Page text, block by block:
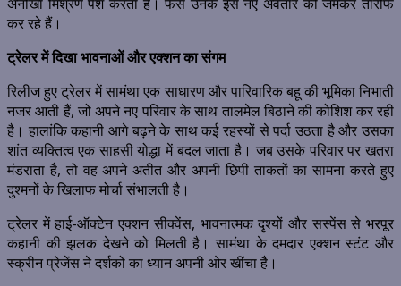
कर रहे हैं।
ट्रेलर में दिखा भावनाओं और एक्शन का संगम
रिलीज हुए ट्रेलर में सामंथा एक साधारण और पारिवारिक बहू की भूमिका निभाती
नजर आती हैं, जो अपने नए परिवार के साथ तालमेल बिठाने की कोशिश कर रही
है। हालांकि कहानी आगे बढ़ने के साथ कई रहस्यों से पर्दा उठता है और उसका
शांत व्यक्तित्व एक साहसी योद्धा में बदल जाता है। जब उसके परिवार पर खतरा
मंडराता है, तो वह अपने अतीत और अपनी छिपी ताकतों का सामना करते हुए
दुश्मनों के खिलाफ मोर्चा संभालती है।
ट्रेलर में हाई-ऑक्टेन एक्शन सीक्वेंस, भावनात्मक दृश्यों और सस्पेंस से भरपूर
कहानी की झलक देखने को मिलती है। सामंथा के दमदार एक्शन स्टंट और
स्क्रीन प्रेजेंस ने दर्शकों का ध्यान अपनी ओर खींचा है।